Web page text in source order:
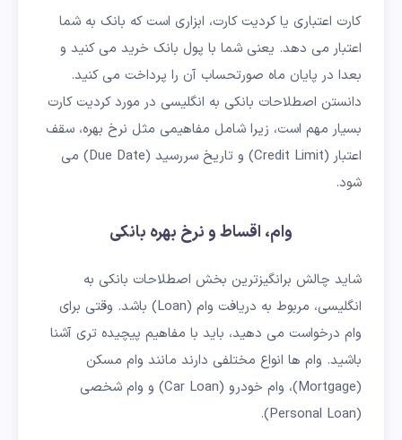
کارت اعتباری یا کردیت کارت، ابزاری است که بانک به شما
اعتبار می دهد. یعنی شما با پول بانک خرید می کنید و
بعدا در پایان ماه صورتحساب آن را پرداخت می کنید.
دانستن اصطلاحات بانکی به انگلیسی در مورد کردیت کارت
بسیار مهم است، زیرا شامل مفاهیمی مثل نرخ بهره، سقف
اعتبار (Credit Limit) و تاریخ سررسید (Due Date) می
شود.
وام، اقساط و نرخ بهره بانکی
شاید چالش برانگیزترین بخش اصطلاحات بانکی به
انگلیسی، مربوط به دریافت وام (Loan) باشد. وقتی برای
وام درخواست می دهید، باید با مفاهیم پیچیده تری آشنا
باشید. وام ها انواع مختلفی دارند مانند وام مسکن
(Mortgage)، وام خودرو (Car Loan) و وام شخصی
(Personal Loan).